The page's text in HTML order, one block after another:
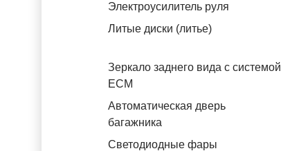
Электроусилитель руля
Литые диски (литье)
Зеркало заднего вида с системой
ЕСМ
Автоматическая дверь
багажника
Светодиодные фары